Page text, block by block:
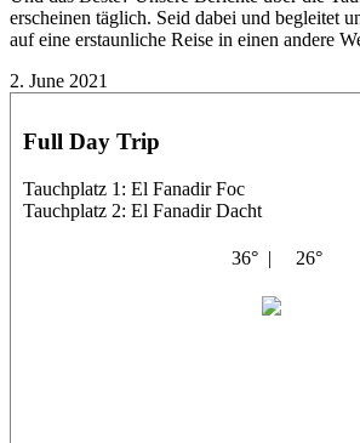
erscheinen täglich. Seid dabei und begleitet
auf eine erstaunliche Reise in einen andere
2. June 2021
Full Day Trip
Tauchplatz 1: El Fanadir Foc
Tauchplatz 2: El Fanadir Dacht
36° | 26°